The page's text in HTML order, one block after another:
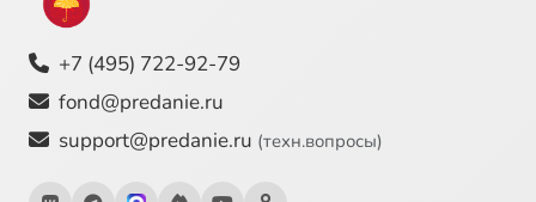
+7 (495) 722-92-79
fond@predanie.ru
support@predanie.ru (техн.вопросы)